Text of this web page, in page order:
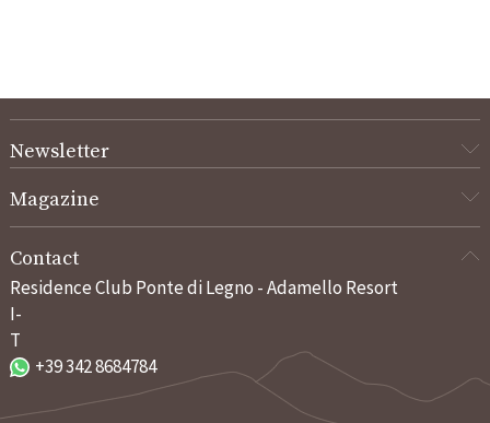
Newsletter
Magazine
Contact
Residence Club Ponte di Legno - Adamello Resort
I-
T
+39 342 8684784